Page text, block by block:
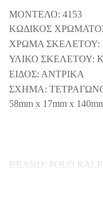
ΜΟΝΤΕΛΟ: 4153
ΚΩΔΙΚΟΣ
ΧΡΩΜΑ ΣΚΕΛΕΤΟΥ:
ΥΛΙΚΟ ΣΚΕΛΕΤΟΥ:
ΕΙΔΟΣ: ΑΝΤΡΙΚΑ
ΣΧΗΜΑ:
58mm x 17mm x 140
BRAND: POLO